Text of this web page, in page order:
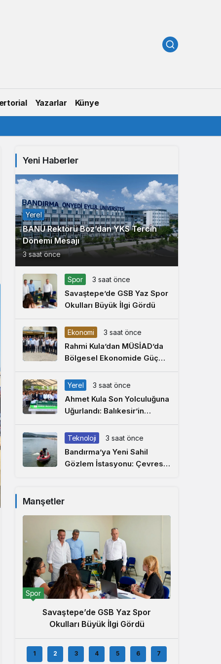
Yazarlar Künye
Yeni Haberler
Yerel
BANÜ Rektörü Boz’dan YKS Tercih
Dönemi Mesajı
3 saat önce
Spor 3 saat önce
Savaştepe’de GSB Yaz Spor
Okulları Büyük İlgi Gördü
Ekonomi 3 saat önce
Rahmi Kula’dan MÜSİAD’da
Bölgesel Ekonomide Güç
Birliği Çağrısı
Yerel 3 saat önce
Ahmet Kula Son Yolculuğuna
Uğurlandı: Balıkesir’in
Duayen Sanayicisi
Defnedildi
Teknoloji 3 saat önce
Bandırma’ya Yeni Sahil
Gözlem İstasyonu: Çevresel
Manşetler
Spor
Savaştepe’de GSB Yaz Spor
Okulları Büyük İlgi Gördü
1 2 3 4 5 6 7